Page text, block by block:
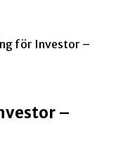
för Investor –
–